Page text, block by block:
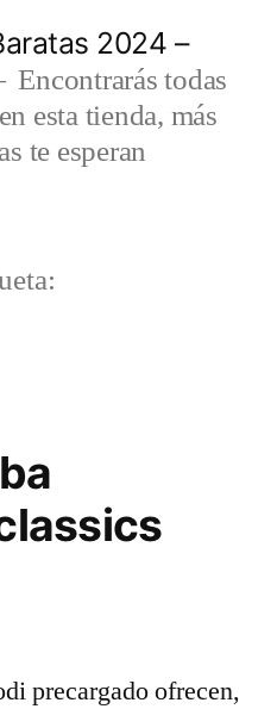
2024 –
Encontrarás todas
esta tienda, más
te esperan
precargado ofrecen,